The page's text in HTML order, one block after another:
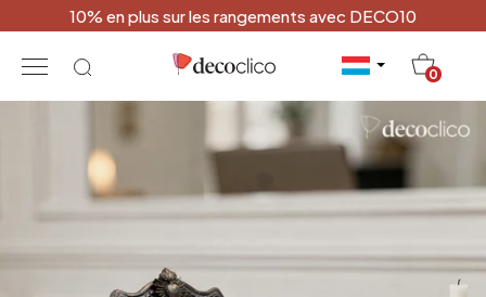
10% en plus sur les rangements avec DECO10
0